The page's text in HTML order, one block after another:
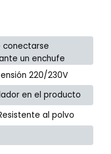
conectarse
un enchufe
220/230V
en el producto
al polvo